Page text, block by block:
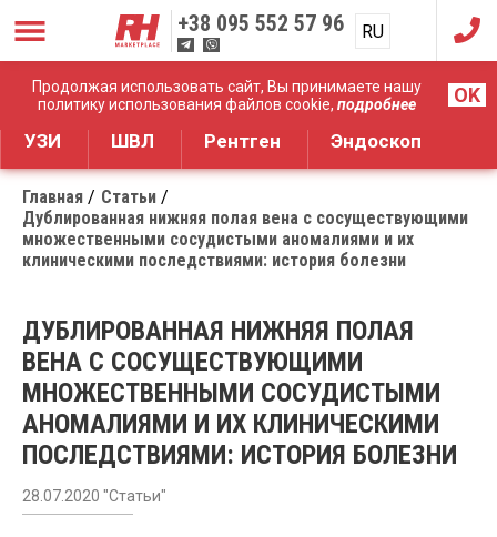
Продолжая использовать сайт, Вы принимаете нашу
политику использования файлов cookie, подробнее OK
+38 095 552 57 96 RU
UA
Дистрибуция медицинского оборудования
УЗИ ШВЛ Рентген Эндоскоп
Главная
Статьи
Дублированная нижняя полая вена с сосуществующими
множественными сосудистыми аномалиями и их
клиническими последствиями: история болезни
ДУБЛИРОВАННАЯ НИЖНЯЯ ПОЛАЯ
ВЕНА С СОСУЩЕСТВУЮЩИМИ
МНОЖЕСТВЕННЫМИ СОСУДИСТЫМИ
АНОМАЛИЯМИ И ИХ КЛИНИЧЕСКИМИ
ПОСЛЕДСТВИЯМИ: ИСТОРИЯ БОЛЕЗНИ
28.07.2020 "Статьи"